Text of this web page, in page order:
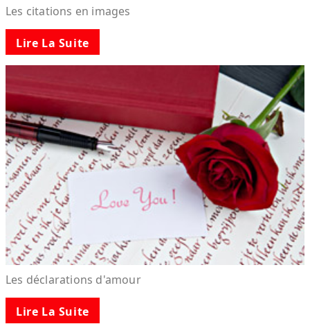
Les citations en images
Lire La Suite
Les déclarations d'amour
Lire La Suite